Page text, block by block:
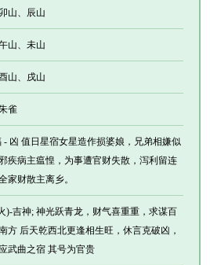
山、辰山
山、未山
山、戌山
雀
- 凶 值日星宿女星造作损婆娘，兄弟相嫌似
疾病主瘟惶，为事遭官财失散，泻利留连
家财散主离乡。
)-吉神; 神光跃青龙，财气喜重重，求谋百
方 后天乾西北更逢相生旺，休言克破凶，
武曲之宿 其号为官贵